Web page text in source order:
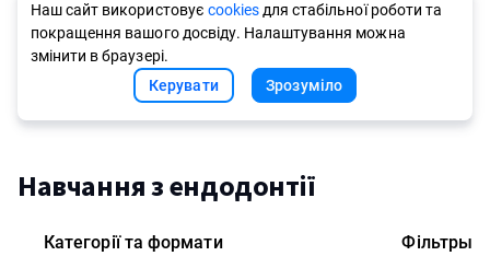
Наш сайт використовує cookies для стабільної роботи та
покращення вашого досвіду. Налаштування можна
змінити в браузері.
Керувати
Зрозуміло
Навчання з ендодонтії
Категорії та формати Фільтры